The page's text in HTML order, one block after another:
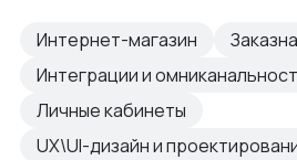
Интернет-магазин
Интеграции и
Личные кабинеты
UX\UI-дизайн и